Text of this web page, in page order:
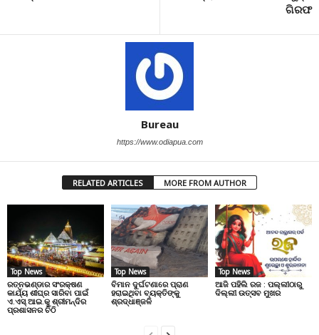
ଗିରଫ
Bureau
https://www.odiapua.com
RELATED ARTICLES MORE FROM AUTHOR
Top News
ରତ୍ନଭଣ୍ଡାର ସଂରକ୍ଷଣ
କାର୍ଯ୍ୟ ଶୀଘ୍ର ସାରିବା ପାଇଁ
ଏ.ଏସ୍.ଆଇ.କୁ ଶ୍ରୀମନ୍ଦିର
ପ୍ରଶାସନର ଚିଠି
Top News
ବିମାନ ଦୁର୍ଘଟଣାରେ ପ୍ରାଣ
ହରାଇଥିବା ବ୍ୟକ୍ତିଙ୍କୁ
ଶ୍ରଦ୍ଧାଞ୍ଜଳି
Top News
ଆଜି ପହିଲି ରଜ : ପଲ୍ଲୀଠାରୁ
ଦିଲ୍ଲୀ ଉତ୍ସବ ମୁଖର